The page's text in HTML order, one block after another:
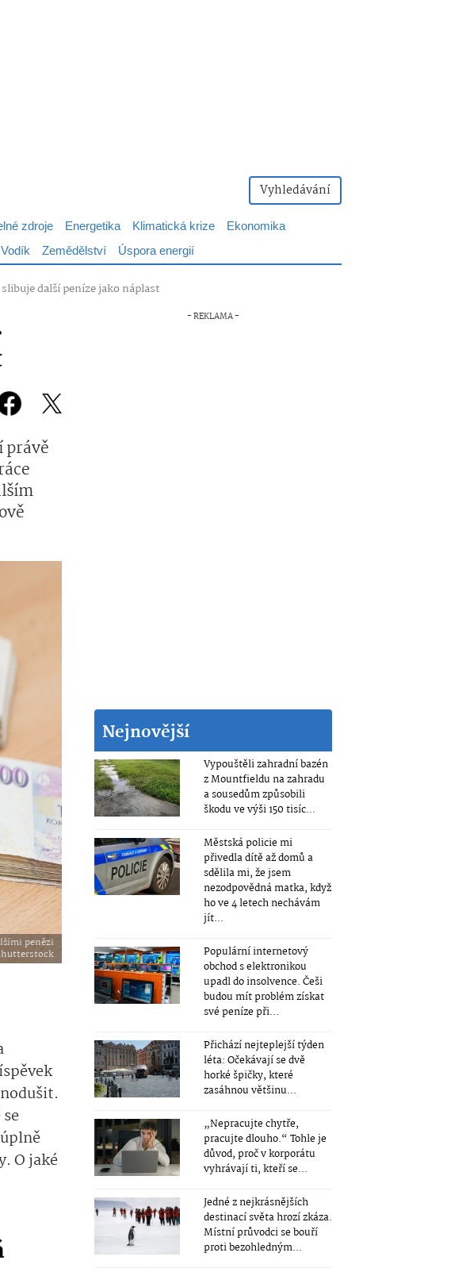
Vyhledávání
zdroje Energetika Klimatická krize
Ekonomika
Vodík Zemědělství Úspora energií
další peníze jako náplast
právě
penězi
O jaké
Nejnovější
Vypouštěli zahradní bazén
z Mountfieldu na zahradu
a sousedům způsobili
škodu ve výši 150 tisíc...
Městská policie mi
přivedla dítě až domů a
sdělila mi, že jsem
nezodpovědná matka, když
ho ve 4 letech nechávám
jít...
Populární internetový
obchod s elektronikou
upadl do insolvence. Češi
budou mít problém získat
své peníze při...
Přichází nejteplejší týden
léta: Očekávají se dvě
horké špičky, které
zasáhnou většinu...
„Nepracujte chytře,
pracujte dlouho.“ Tohle je
důvod, proč v korporátu
vyhrávají ti, kteří se...
Jedné z nejkrásnějších
destinací světa hrozí zkáza.
Místní průvodci se bouří
proti bezohledným...